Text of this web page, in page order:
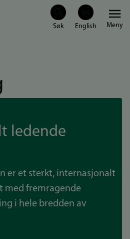
Meny
ledende
er et sterkt, internasjonalt
med fremragende
i hele bredden av